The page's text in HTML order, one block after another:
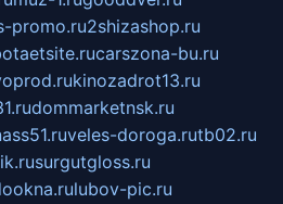
promo.ru2shizashop.ru
carszona-bu.ru
kinozadrot13.ru
dommarketnsk.ru
veles-doroga.rutb02.ru
surgutgloss.ru
lubov-pic.ru